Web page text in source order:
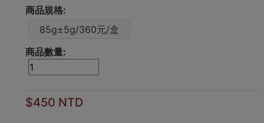
商品規格:
85g±5g/360元/盒
商品數量:
$450 NTD